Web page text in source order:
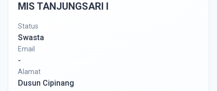
MIS TANJUNGSARI I
Status
Swasta
Email
-
Alamat
Dusun Cipinang